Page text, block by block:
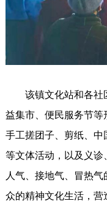
该镇文化站和各社
益集市、便民服务节
手工搓团子、剪纸、
等文体活动，以及义
人气、接地气、冒热
众的精神文化生活，